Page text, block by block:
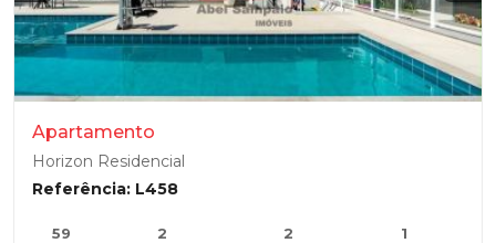
Apartamento
Horizon Residencial
Referência: L458
59
2
2
1